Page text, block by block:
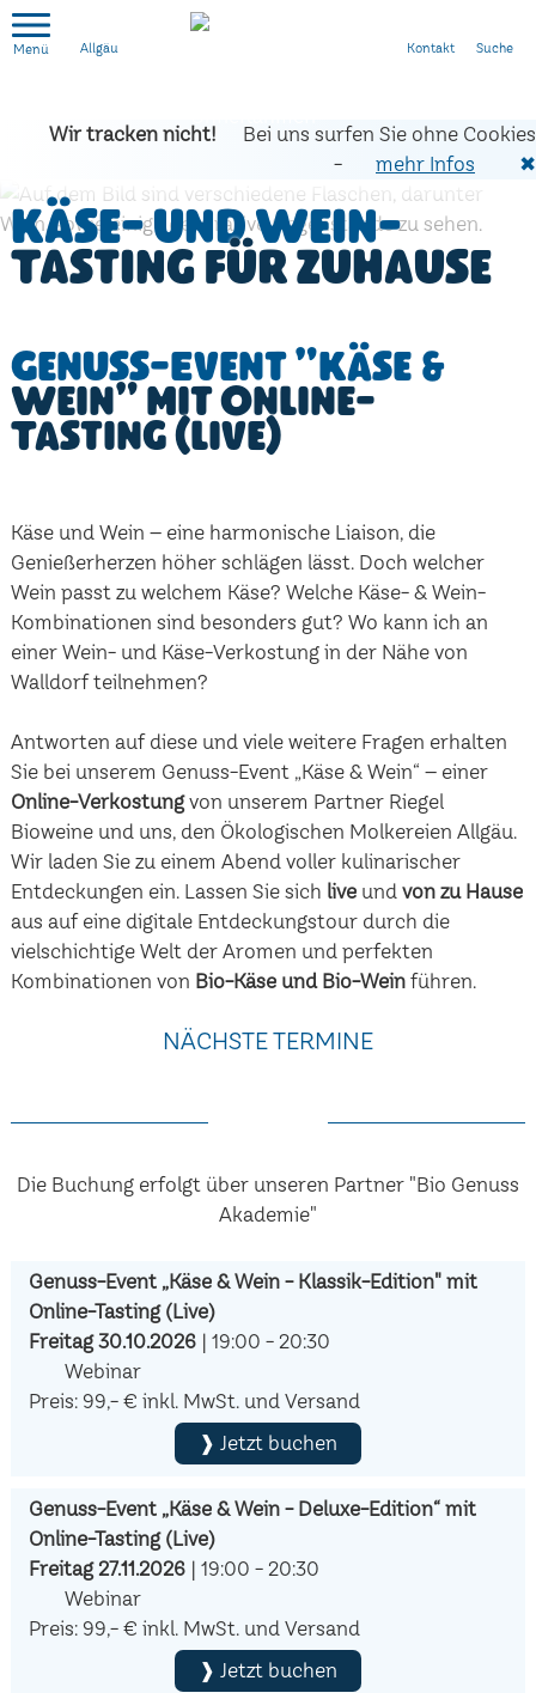
Allgäu
Wir tracken nicht!
Bei uns surfen Sie ohne Cookies
-
mehr Infos ✖
Käse- und Wein-
Tasting für zuhause
Genuss-Event "Käse &
Wein" mit Online-
Tasting (live)
Käse und Wein – eine harmonische Liaison, die
Genießerherzen höher schlägen lässt. Doch welcher
Wein passt zu welchem Käse? Welche Käse- & Wein-
Kombinationen sind besonders gut? Wo kann ich an
einer Wein- und Käse-Verkostung in der Nähe von
Walldorf teilnehmen?
Antworten auf diese und viele weitere Fragen erhalten
Sie bei unserem Genuss-Event „Käse & Wein“ – einer
Online-Verkostungvon unserem Partner Riegel
Bioweine und uns, den Ökologischen Molkereien Allgäu.
Wir laden Sie zu einem Abend voller kulinarischer
Entdeckungen ein. Lassen Sie sich live und von zu Hause
aus auf eine digitale Entdeckungstour durch die
vielschichtige Welt der Aromen und perfekten
Kombinationen von Bio-Käse und Bio-Weinführen.
NÄCHSTE TERMINE
Die Buchung erfolgt über unseren Partner "Bio Genuss
Akademie"
Genuss-Event „Käse & Wein - Klassik-Edition" mit
Online-Tasting (Live)
Freitag 30.10.2026| 19:00 - 20:30
Webinar
Preis: 99,- € inkl. MwSt. und Versand
❱ Jetzt buchen
Genuss-Event „Käse & Wein - Deluxe-Edition“ mit
Online-Tasting (Live)
Freitag 27.11.2026| 19:00 - 20:30
Webinar
Preis: 99,- € inkl. MwSt. und Versand
❱ Jetzt buchen